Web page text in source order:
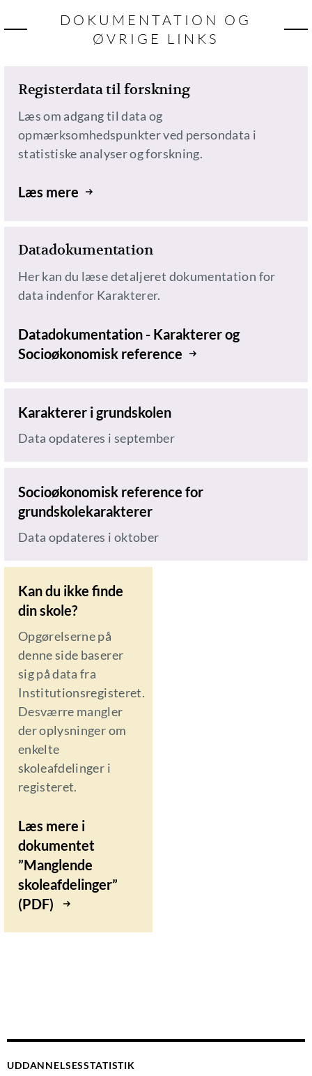
DOKUMENTATION OG
ØVRIGE LINKS
Registerdata til forskning
Læs om adgang til data og
opmærksomhedspunkter ved persondata i
statistiske analyser og forskning.
Læs mere
Datadokumentation
Her kan du læse detaljeret dokumentation for
data indenfor Karakterer.
Datadokumentation - Karakterer og
Socioøkonomisk reference
Karakterer i grundskolen
Data opdateres i september
Socioøkonomisk reference for
grundskolekarakterer
Data opdateres i oktober
Kan du ikke finde
din skole?
Opgørelserne på
denne side baserer
sig på data fra
Institutionsregisteret.
Desværre mangler
der oplysninger om
enkelte
skoleafdelinger i
registeret.
Læs mere i
dokumentet
”Manglende
skoleafdelinger”
(PDF)
UDDANNELSESSTATISTIK